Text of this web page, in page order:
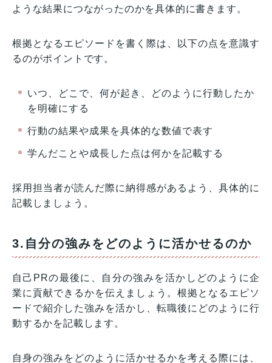
ような結果につながったのかを具体的に書きます。
根拠となるエピソードを書く際は、以下の点を意識す
るのがポイントです。
いつ、どこで、何が起き、どのように行動したか
を明確にする
行動の結果や成果を具体的な数値で表す
学んだことや成長した点は何かを記載する
採用担当者が読んだ際に納得感があるよう、具体的に
記載しましょう。
3.自分の強みをどのように活かせるのか
自己PRの最後に、自分の強みを活かしどのように企
業に貢献できるかを伝えましょう。根拠となるエピソ
ードで紹介した強みを活かし、転職後にどのように行
動するかを記載します。
自身の強みをどのように活かせるかを考える際には、